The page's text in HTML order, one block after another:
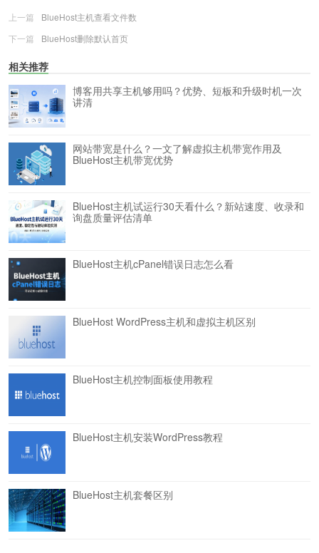
上一篇
BlueHost主机查看文件数
下一篇
BlueHost删除默认首页
相关推荐
博客用共享主机够用吗？优势、短板和升级时机一次
讲清
网站带宽是什么？一文了解虚拟主机带宽作用及
BlueHost主机带宽优势
BlueHost主机试运行30天看什么？新站速度、收录和
询盘质量评估清单
BlueHost主机cPanel错误日志怎么看
BlueHost WordPress主机和虚拟主机区别
BlueHost主机控制面板使用教程
BlueHost主机安装WordPress教程
BlueHost主机套餐区别